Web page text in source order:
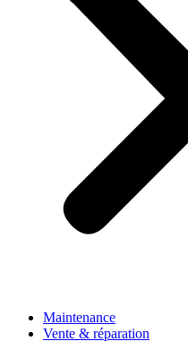
Maintenance
Vente & réparation